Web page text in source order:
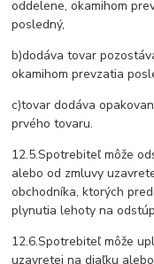
oddelene, okamihom
posledný,
b)dodáva tovar
okamihom prevzatia
c)tovar dodáva
prvého tovaru.
12.5.Spotrebiteľ môže
alebo od zmluvy
obchodníka, ktorých
plynutia lehoty na
12.6.Spotrebiteľ môže
uzavretej na diaľku